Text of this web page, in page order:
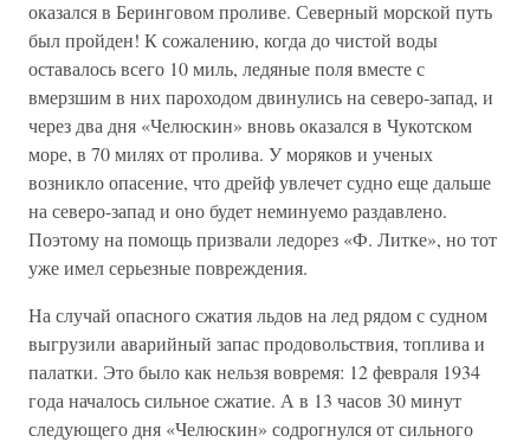
оказался в Беринговом проливе. Северный морской путь
был пройден! К сожалению, когда до чистой воды
оставалось всего 10 миль, ледяные поля вместе с
вмерзшим в них пароходом двинулись на северо-запад, и
через два дня «Челюскин» вновь оказался в Чукотском
море, в 70 милях от пролива. У моряков и ученых
возникло опасение, что дрейф увлечет судно еще дальше
на северо-запад и оно будет неминуемо раздавлено.
Поэтому на помощь призвали ледорез «Ф. Литке», но тот
уже имел серьезные повреждения.
На случай опасного сжатия льдов на лед рядом с судном
выгрузили аварийный запас продовольствия, топлива и
палатки. Это было как нельзя вовремя: 12 февраля 1934
года началось сильное сжатие. А в 13 часов 30 минут
следующего дня «Челюскин» содрогнулся от сильного